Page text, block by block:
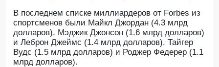
В последнем списке миллиардеров от Forbes из
спортсменов были Майкл Джордан (4.3 млрд
долларов), Мэджик Джонсон (1.6 млрд долларов)
и Леброн Джеймс (1.4 млрд долларов), Тайгер
Вудс (1.5 млрд долларов) и Роджер Федерер (1.1
млрд долларов).